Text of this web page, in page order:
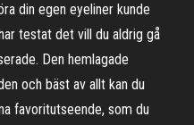
din egen eyeliner kunde
testat det vill du aldrig gå
Den hemlagade
och bäst av allt kan du
favoritutseende, som du